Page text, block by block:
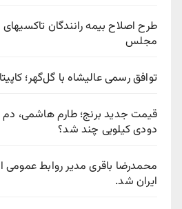
طرح اصلاح بیمه رانندگان تاکسیهای
مجلس
توافق رسمی عالیشاه با گل‌گهر؛
قیمت جدید برنج؛ طارم هاشمی، دم
دودی کیلویی چند شد؟
ایران شد.